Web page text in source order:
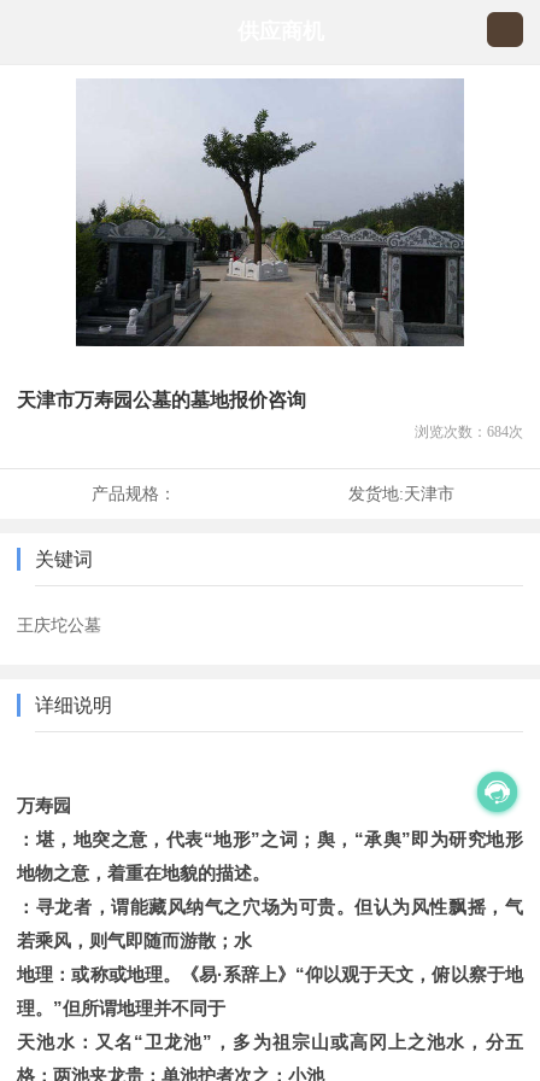
天津市万寿园公墓的墓地报价咨询
浏览次数： 684次
产品规格： 发货地:天津市
关键词
王庆坨公墓
详细说明
万寿园
：堪，地突之意，代表“地形”之词；舆，“承舆”即为研究地形
地物之意，着重在地貌的描述。
：寻龙者，谓能藏风纳气之穴场为可贵。但认为风性飘摇，气
若乘风，则气即随而游散；水
地理：或称或地理。《易·系辞上》“仰以观于天文，俯以察于地
理。”但所谓地理并不同于
天池水：又名“卫龙池”，多为祖宗山或高冈上之池水，分五
格：两池夹龙贵；单池护者次之；小池